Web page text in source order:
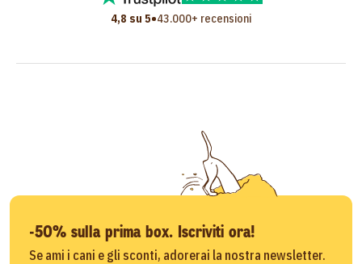
4,8 su 5•43.000+ recensioni
-50% sulla prima box. Iscriviti ora!
Se ami i cani e gli sconti, adorerai la nostra newsletter.